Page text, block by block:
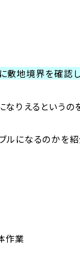
敷地境界を確認
なりえるというの
ルになるのかを紹
作業